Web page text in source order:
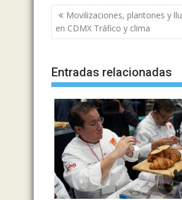
Navegación
de
entradas
Movilizaciones, plantones y
en CDMX Tráfico y clima
Entradas relacionadas